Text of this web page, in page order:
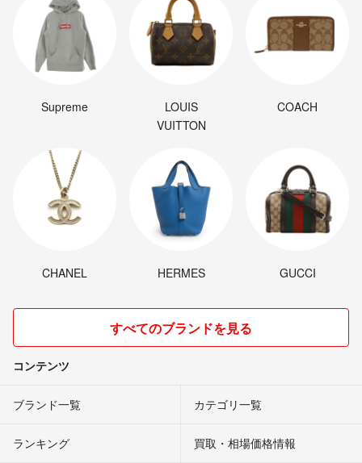
最後までお読みいただき、ありがとうございました^_^
Supreme
LOUIS
VUITTON
COACH
CHANEL HERMES GUCCI
すべてのブランドを見る
コンテンツ
ブランド一覧 カテゴリ一覧
ランキング 買取・相場価格情報